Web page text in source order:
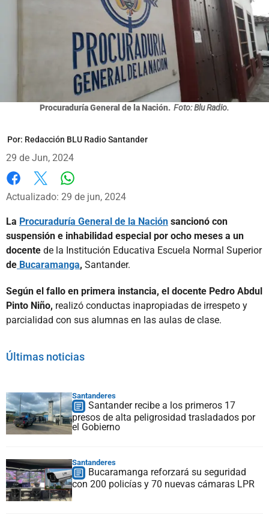
Procuraduría General de la Nación. Foto: Blu Radio.
Por: Redacción BLU Radio Santander
29 de Jun, 2024
Facebook
X
Actualizado: 29 de jun, 2024
La Procuraduría General de la Nación sancionó con
suspensión e inhabilidad especial por ocho meses a un
docente de la Institución Educativa Escuela Normal Superior
de Bucaramanga, Santander.
Según el fallo en primera instancia, el docente Pedro Abdul
Pinto Niño, realizó conductas inapropiadas de irrespeto y
parcialidad con sus alumnas en las aulas de clase.
Últimas noticias
Santanderes
Santander recibe a los primeros 17
presos de alta peligrosidad trasladados por
el Gobierno
Santanderes
Bucaramanga reforzará su seguridad
con 200 policías y 70 nuevas cámaras LPR